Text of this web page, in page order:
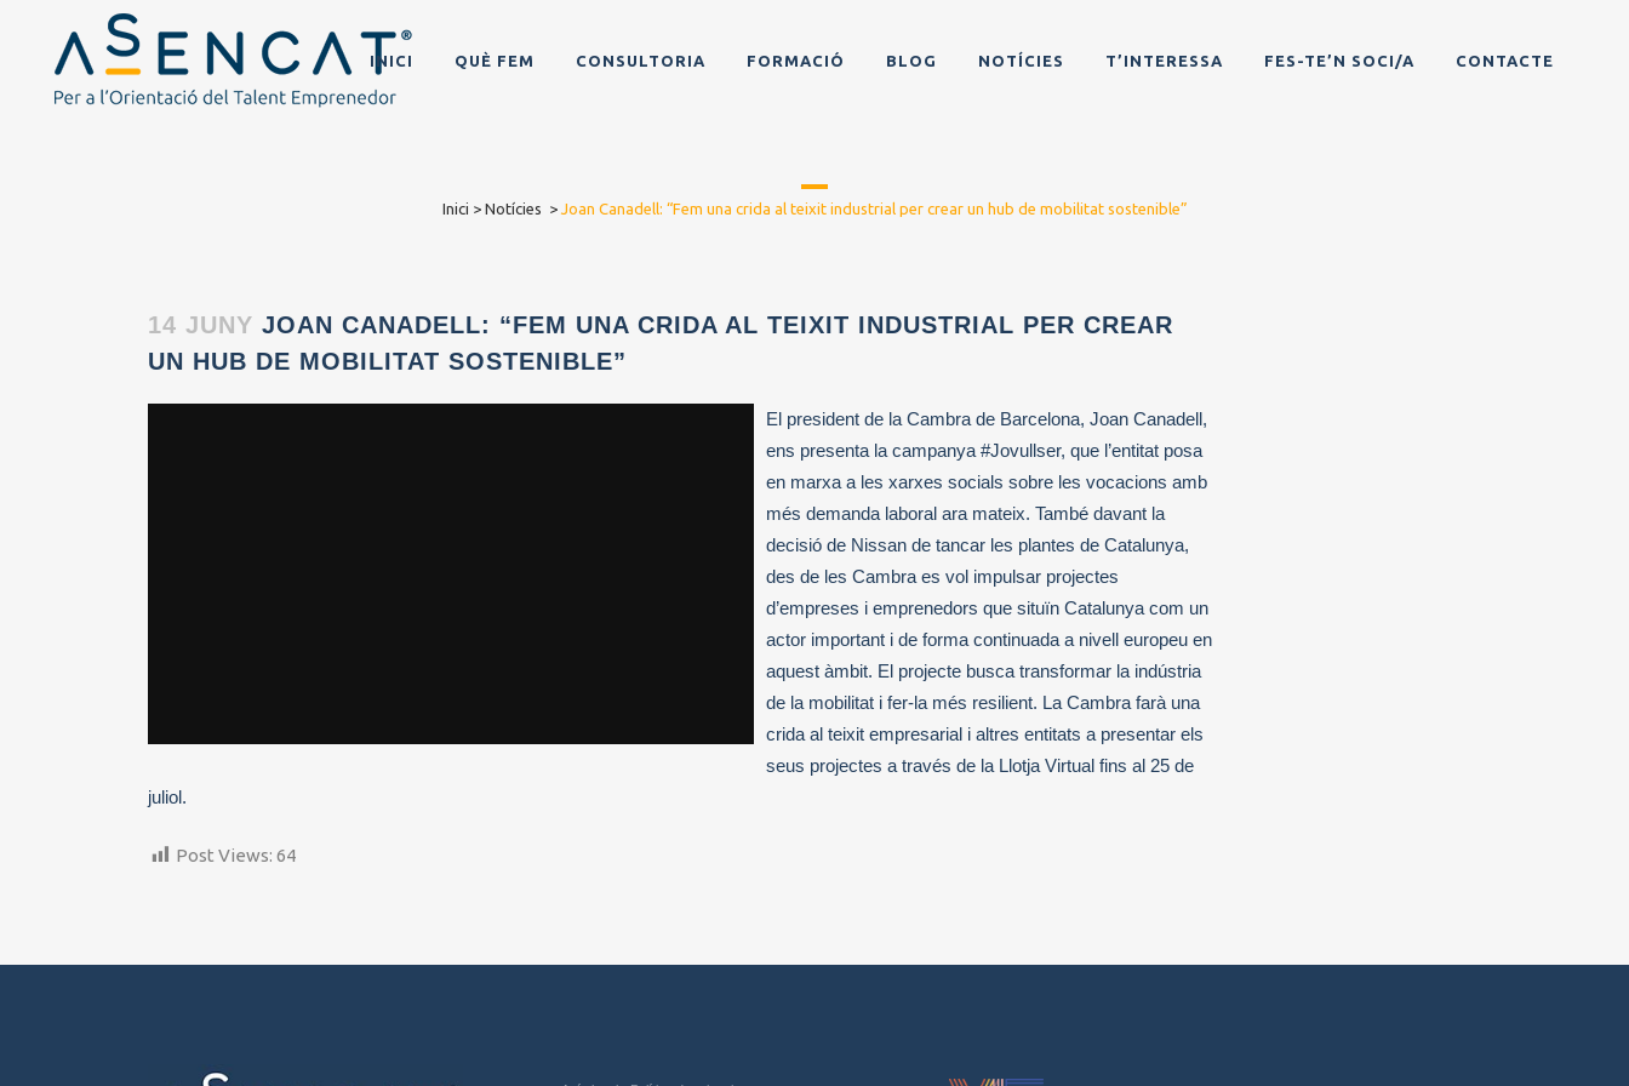
INICI QUÈ FEM CONSULTORIA FORMACIÓ BLOG NOTÍCIES T’INTERESSA FES-TE’N SOCI/A CONTACTE
Inici > Notícies > Joan Canadell: “Fem una crida al teixit industrial per crear un hub de mobilitat sostenible”
14 JUNY JOAN CANADELL: “FEM UNA CRIDA AL TEIXIT INDUSTRIAL PER CREAR
UN HUB DE MOBILITAT SOSTENIBLE”
El president de la Cambra de Barcelona, Joan Canadell,
ens presenta la campanya #Jovullser, que l’entitat posa
en marxa a les xarxes socials sobre les vocacions amb
més demanda laboral ara mateix. També davant la
decisió de Nissan de tancar les plantes de Catalunya,
des de les Cambra es vol impulsar projectes
d’empreses i emprenedors que situïn Catalunya com un
actor important i de forma continuada a nivell europeu en
aquest àmbit. El projecte busca transformar la indústria
de la mobilitat i fer-la més resilient. La Cambra farà una
crida al teixit empresarial i altres entitats a presentar els
seus projectes a través de la Llotja Virtual fins al 25 de
juliol.
Post Views: 64